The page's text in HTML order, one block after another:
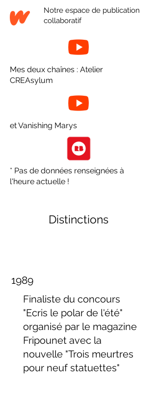
Notre espace de publication
collaboratif
Mes deux chaînes : Atelier
CREAsylum
et Vanishing Marys
* Pas de données renseignées à
l'heure actuelle !
Distinctions
1989
Finaliste du concours
"Ecris le polar de l'été"
organisé par le magazine
Fripounet avec la
nouvelle "Trois meurtres
pour neuf statuettes"